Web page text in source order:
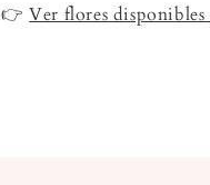
👉Ver flores